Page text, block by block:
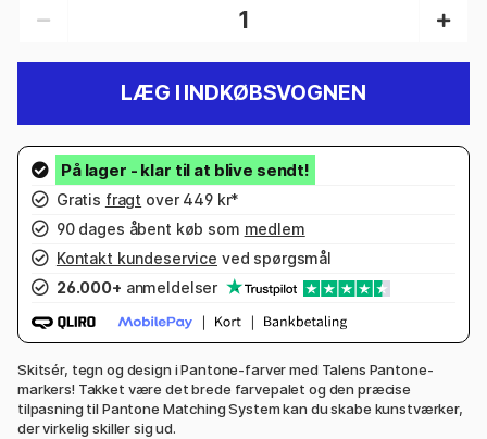
LÆG I INDKØBSVOGNEN
Gratis fragt over 449 kr*
90 dages åbent køb som medlem
Kontakt kundeservice ved spørgsmål
26.000+ anmeldelser
Skitsér, tegn og design i Pantone-farver med Talens Pantone-
markers! Takket være det brede farvepalet og den præcise
tilpasning til Pantone Matching System kan du skabe kunstværker,
der virkelig skiller sig ud.